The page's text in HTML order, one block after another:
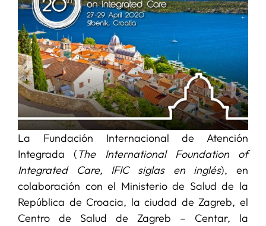
APOYO I+D+I
NOTICIAS
La Fundación Internacional de Atención
Integrada (The International Foundation of
Integrated Care, IFIC siglas en inglés), en
colaboración con el Ministerio de Salud de la
República de Croacia, la ciudad de Zagreb, el
Centro de Salud de Zagreb – Centar, la